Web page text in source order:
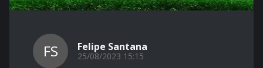
FS Felipe Santana
25/08/2023 15:15